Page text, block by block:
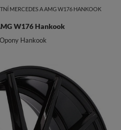
MERCEDES A AMG W176 HANKOOK
W176 Hankook
Hankook